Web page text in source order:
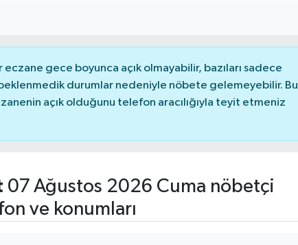
eczane gece boyunca açık olmayabilir, bazıları sadece
durumlar nedeniyle nöbete gelemeyebilir. Bu
açık olduğunu telefon aracılığıyla teyit etmeniz
07 Ağustos 2026 Cuma nöbetçi
ve konumları